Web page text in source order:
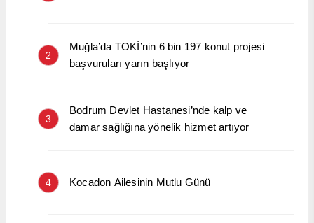
2
Muğla’da TOKİ’nin 6 bin 197 konut projesi
başvuruları yarın başlıyor
3
Bodrum Devlet Hastanesi’nde kalp ve
damar sağlığına yönelik hizmet artıyor
4 Kocadon Ailesinin Mutlu Günü